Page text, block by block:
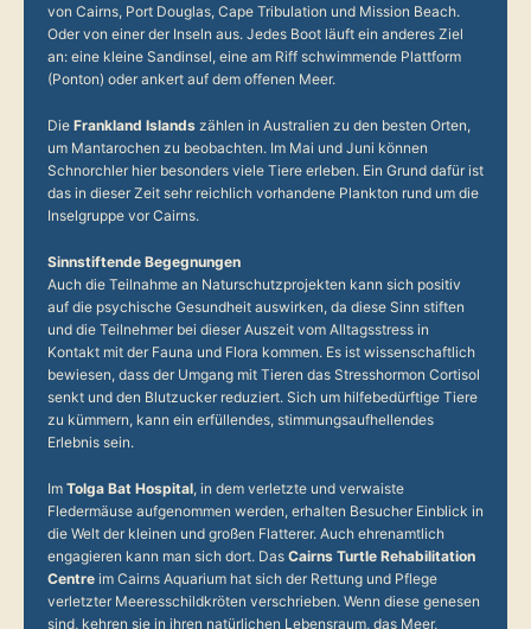
von Cairns, Port Douglas, Cape Tribulation und Mission Beach.
Oder von einer der Inseln aus. Jedes Boot läuft ein anderes Ziel
an: eine kleine Sandinsel, eine am Riff schwimmende Plattform
(Ponton) oder ankert auf dem offenen Meer.
Die Frankland Islands zählen in Australien zu den besten Orten,
um Mantarochen zu beobachten. Im Mai und Juni können
Schnorchler hier besonders viele Tiere erleben. Ein Grund dafür ist
das in dieser Zeit sehr reichlich vorhandene Plankton rund um die
Inselgruppe vor Cairns.
Sinnstiftende Begegnungen
Auch die Teilnahme an Naturschutzprojekten kann sich positiv
auf die psychische Gesundheit auswirken, da diese Sinn stiften
und die Teilnehmer bei dieser Auszeit vom Alltagsstress in
Kontakt mit der Fauna und Flora kommen. Es ist wissenschaftlich
bewiesen, dass der Umgang mit Tieren das Stresshormon Cortisol
senkt und den Blutzucker reduziert. Sich um hilfebedürftige Tiere
zu kümmern, kann ein erfüllendes, stimmungsaufhellendes
Erlebnis sein.
Im Tolga Bat Hospital, in dem verletzte und verwaiste
Fledermäuse aufgenommen werden, erhalten Besucher Einblick in
die Welt der kleinen und großen Flatterer. Auch ehrenamtlich
engagieren kann man sich dort. Das Cairns Turtle Rehabilitation
Centre im Cairns Aquarium hat sich der Rettung und Pflege
verletzter Meeresschildkröten verschrieben. Wenn diese genesen
sind, kehren sie in ihren natürlichen Lebensraum, das Meer,